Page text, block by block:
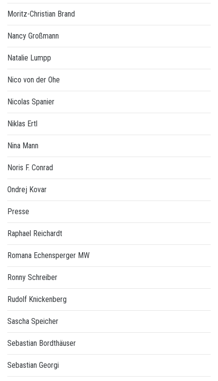
Moritz-Christian Brand
Nancy Großmann
Natalie Lumpp
Nico von der Ohe
Nicolas Spanier
Niklas Ertl
Nina Mann
Noris F. Conrad
Ondrej Kovar
Presse
Raphael Reichardt
Romana Echensperger MW
Ronny Schreiber
Rudolf Knickenberg
Sascha Speicher
Sebastian Bordthäuser
Sebastian Georgi